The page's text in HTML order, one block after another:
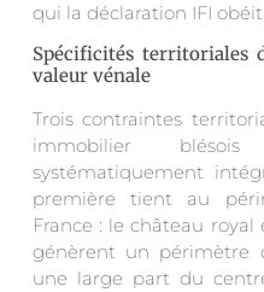
qui la déclaration IFI
Spécificités territoriales
valeur vénale
Trois contraintes
immobilier
systématiquement
première tient au
France : le château
génèrent un périmètre
une large part du